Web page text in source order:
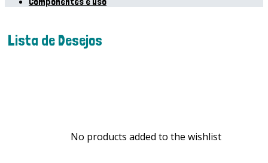
Lista de Desejos
No products added to the wishlist